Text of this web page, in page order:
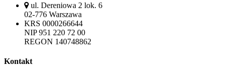
ul. Dereniowa 2 lok. 6
02-776 Warszawa
KRS 0000266644
NIP 951 220 72 00
REGON 140748862
Kontakt